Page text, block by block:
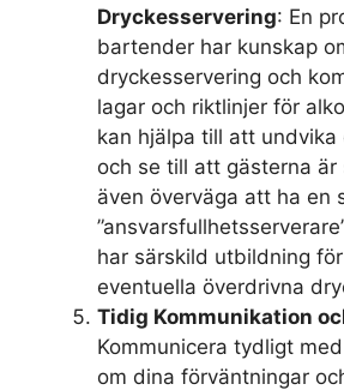
Dryckesservering: En
bartender har kunskap
dryckesservering och
lagar och riktlinjer för
kan hjälpa till att undvika
och se till att gästerna är
även överväga att ha en
har särskild utbildning
eventuella överdrivna
Tidig Kommunikation
Kommunicera tydligt
om dina förväntningar